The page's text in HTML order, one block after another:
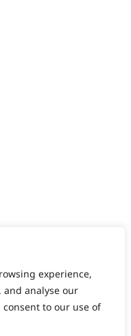
experience,
and analyse our
to our use of